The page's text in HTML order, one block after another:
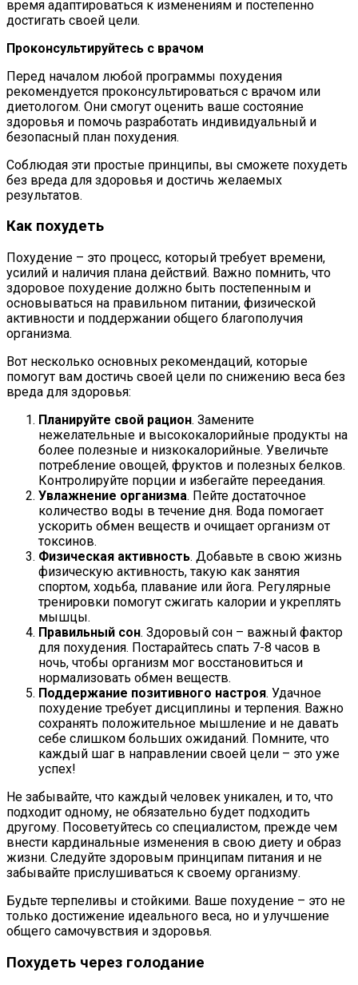
время адаптироваться к изменениям и постепенно
достигать своей цели.
Проконсультируйтесь с врачом
Перед началом любой программы похудения
рекомендуется проконсультироваться с врачом или
диетологом. Они смогут оценить ваше состояние
здоровья и помочь разработать индивидуальный и
безопасный план похудения.
Соблюдая эти простые принципы, вы сможете похудеть
без вреда для здоровья и достичь желаемых
результатов.
Как похудеть
Похудение – это процесс, который требует времени,
усилий и наличия плана действий. Важно помнить, что
здоровое похудение должно быть постепенным и
основываться на правильном питании, физической
активности и поддержании общего благополучия
организма.
Вот несколько основных рекомендаций, которые
помогут вам достичь своей цели по снижению веса без
вреда для здоровья:
Планируйте свой рацион. Замените
нежелательные и высококалорийные продукты на
более полезные и низкокалорийные. Увеличьте
потребление овощей, фруктов и полезных белков.
Контролируйте порции и избегайте переедания.
Увлажнение организма. Пейте достаточное
количество воды в течение дня. Вода помогает
ускорить обмен веществ и очищает организм от
токсинов.
Физическая активность. Добавьте в свою жизнь
физическую активность, такую как занятия
спортом, ходьба, плавание или йога. Регулярные
тренировки помогут сжигать калории и укреплять
мышцы.
Правильный сон. Здоровый сон – важный фактор
для похудения. Постарайтесь спать 7-8 часов в
ночь, чтобы организм мог восстановиться и
нормализовать обмен веществ.
Поддержание позитивного настроя. Удачное
похудение требует дисциплины и терпения. Важно
сохранять положительное мышление и не давать
себе слишком больших ожиданий. Помните, что
каждый шаг в направлении своей цели – это уже
успех!
Не забывайте, что каждый человек уникален, и то, что
подходит одному, не обязательно будет подходить
другому. Посоветуйтесь со специалистом, прежде чем
внести кардинальные изменения в свою диету и образ
жизни. Следуйте здоровым принципам питания и не
забывайте прислушиваться к своему организму.
Будьте терпеливы и стойкими. Ваше похудение – это не
только достижение идеального веса, но и улучшение
общего самочувствия и здоровья.
Похудеть через голодание